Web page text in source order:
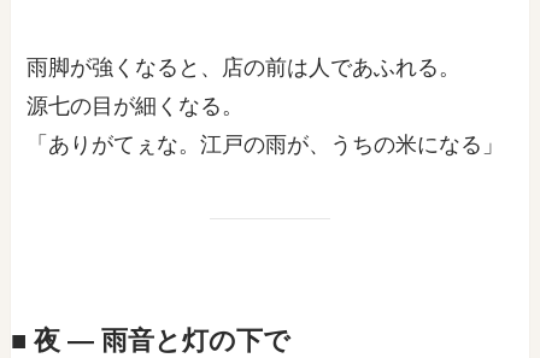
雨脚が強くなると、店の前は人であふれる。
源七の目が細くなる。
「ありがてぇな。江戸の雨が、うちの米になる」
■ 夜 ― 雨音と灯の下で